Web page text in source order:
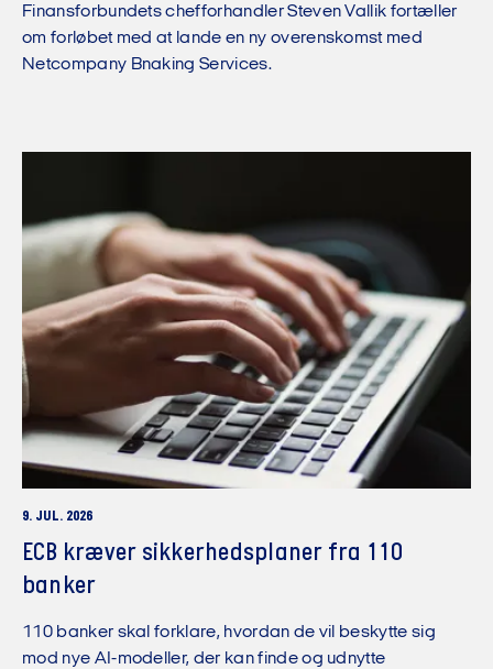
Finansforbundets chefforhandler Steven Vallik fortæller
om forløbet med at lande en ny overenskomst med
Netcompany Bnaking Services.
9. JUL. 2026
ECB kræver sikkerhedsplaner fra 110
banker
110 banker skal forklare, hvordan de vil beskytte sig
mod nye AI-modeller, der kan finde og udnytte